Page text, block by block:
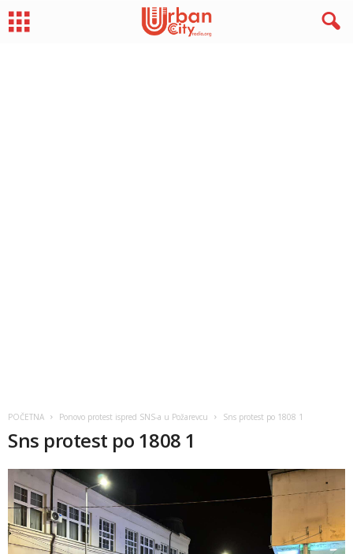
POČETNA Ponovo protest ispred SNS-a u Požarevcu Sns protest po 1808 1
Sns protest po 1808 1